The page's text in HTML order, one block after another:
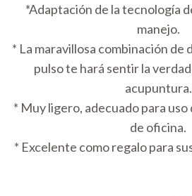
*Adaptación de la tecnología
manejo.
* La maravillosa combinación de
pulso te hará sentir la
acupuntura.
* Muy ligero, adecuado para
de oficina.
* Excelente como regalo para